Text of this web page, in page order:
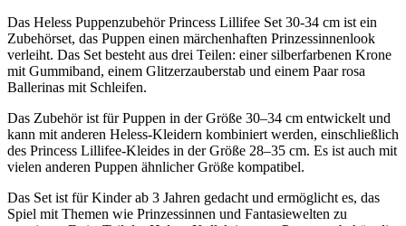
Das Heless Puppenzubehör Princess Lillifee Set 30-34 cm ist ein
Zubehörset, das Puppen einen märchenhaften Prinzessinnenlook
verleiht. Das Set besteht aus drei Teilen: einer silberfarbenen Krone
mit Gummiband, einem Glitzerzauberstab und einem Paar rosa
Ballerinas mit Schleifen.
Das Zubehör ist für Puppen in der Größe 30–34 cm entwickelt und
kann mit anderen Heless-Kleidern kombiniert werden, einschließlich
des Princess Lillifee-Kleides in der Größe 28–35 cm. Es ist auch mit
vielen anderen Puppen ähnlicher Größe kompatibel.
Das Set ist für Kinder ab 3 Jahren gedacht und ermöglicht es, das
Spiel mit Themen wie Prinzessinnen und Fantasiewelten zu